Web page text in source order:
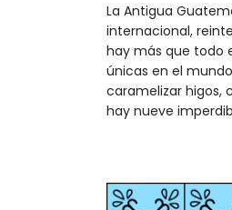
La Antigua
internacional,
hay más que todo
únicas en el
caramelizar higos,
hay nueve